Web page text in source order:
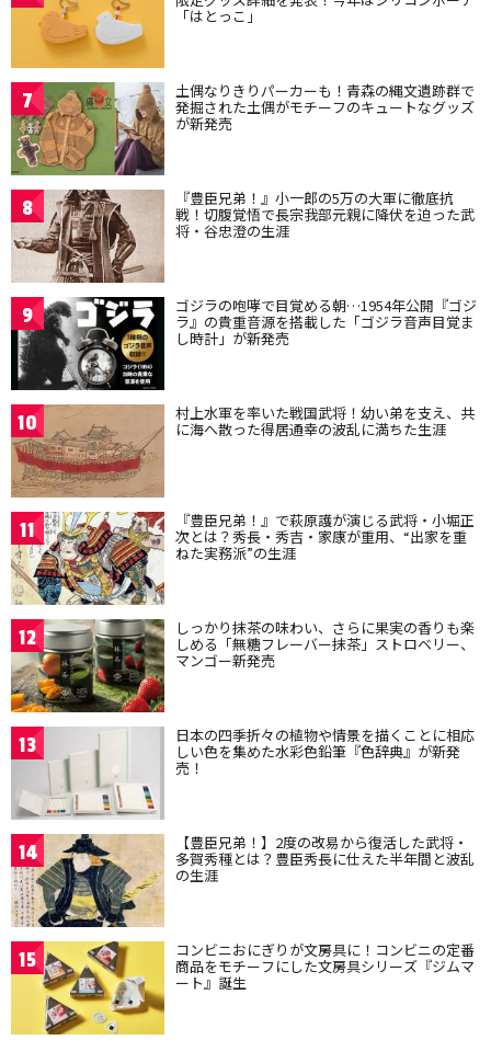
「はとっこ」
7 土偶なりきりパーカーも！青森の縄文遺跡群で
発掘された土偶がモチーフのキュートなグッズ
が新発売
8 『豊臣兄弟！』小一郎の5万の大軍に徹底抗
戦！切腹覚悟で長宗我部元親に降伏を迫った武
将・谷忠澄の生涯
9 ゴジラの咆哮で目覚める朝…1954年公開『ゴジ
ラ』の貴重音源を搭載した「ゴジラ音声目覚ま
し時計」が新発売
10 村上水軍を率いた戦国武将！幼い弟を支え、共
に海へ散った得居通幸の波乱に満ちた生涯
11 『豊臣兄弟！』で萩原護が演じる武将・小堀正
次とは？秀長・秀吉・家康が重用、“出家を重
ねた実務派”の生涯
12 しっかり抹茶の味わい、さらに果実の香りも楽
しめる「無糖フレーバー抹茶」ストロベリー、
マンゴー新発売
13 日本の四季折々の植物や情景を描くことに相応
しい色を集めた水彩色鉛筆『色辞典』が新発
売！
14 【豊臣兄弟！】2度の改易から復活した武将・
多賀秀種とは？豊臣秀長に仕えた半年間と波乱
の生涯
15 コンビニおにぎりが文房具に！コンビニの定番
商品をモチーフにした文房具シリーズ『ジムマ
ート』誕生